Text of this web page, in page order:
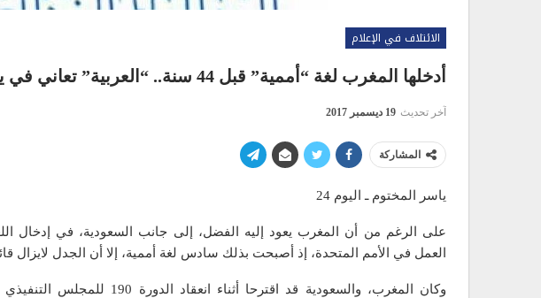
الائتلاف في الإعلام
أدخلها المغرب لغة “أممية” قبل 44 سنة.. “العربية” تعاني في يومها العالمي!
آخر تحديث 19 ديسمبر 2017
المشاركة
ياسر المختوم ـ اليوم 24
على الرغم من أن المغرب يعود إليه الفضل، إلى جانب السعودية، في إدخال
العمل في الأمم المتحدة، إذ أصبحت بذلك سادس لغة أممية، إلا أن الجدل لايزال
وكان المغرب، والسعودية قد اقترحا